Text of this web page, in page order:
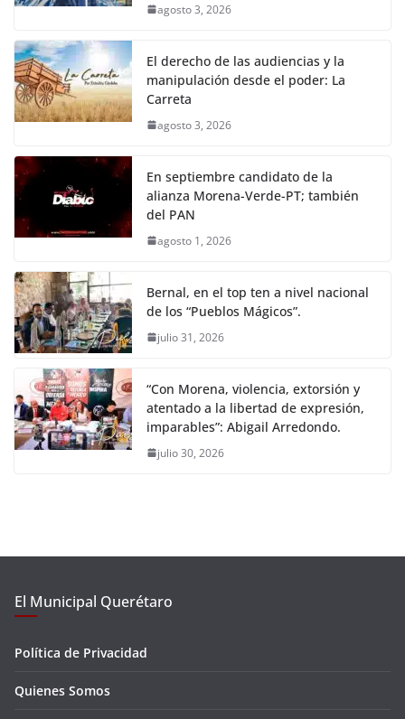
agosto 3, 2026
El derecho de las audiencias y la
manipulación desde el poder: La
Carreta
agosto 3, 2026
En septiembre candidato de la
alianza Morena-Verde-PT; también
del PAN
agosto 1, 2026
Bernal, en el top ten a nivel nacional
de los “Pueblos Mágicos”.
julio 31, 2026
“Con Morena, violencia, extorsión y
atentado a la libertad de expresión,
imparables”: Abigail Arredondo.
julio 30, 2026
El Municipal Querétaro
Política de Privacidad
Quienes Somos